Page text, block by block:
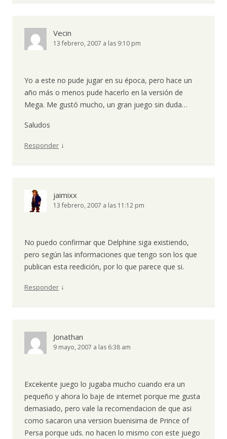
Vecin
13 febrero, 2007 a las 9:10 pm
Yo a este no pude jugar en su época, pero hace un
año más o menos pude hacerlo en la versión de
Mega. Me gustó mucho, un gran juego sin duda…
Saludos
Responder ↓
jaimixx
13 febrero, 2007 a las 11:12 pm
No puedo confirmar que Delphine siga existiendo,
pero según las informaciones que tengo son los que
publican esta reedición, por lo que parece que si.
Responder ↓
Jonathan
9 mayo, 2007 a las 6:38 am
Excekente juego lo jugaba mucho cuando era un
pequeño y ahora lo baje de internet porque me gusta
demasiado, pero vale la recomendacion de que asi
como sacaron una version buenisima de Prince of
Persa porque uds. no hacen lo mismo con este juego